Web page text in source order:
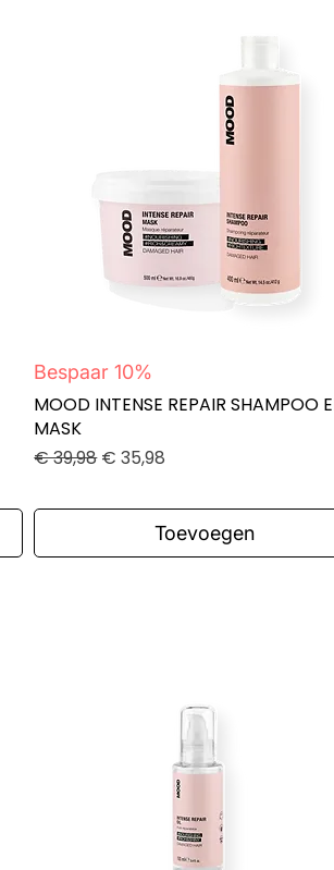
Snel overzicht
Bespaar 10%
MOOD INTENSE REPAIR SHAMPOO
MASK
Normale prijs
€ 39,98 Verkoopprijs
€ 35,98
Toevoegen